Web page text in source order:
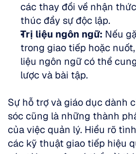
các thay đổi về nhận
thúc đẩy sự độc lập.
Trị liệu ngôn ngữ: Nếu
trong giao tiếp hoặc
liệu ngôn ngữ có thể
lược và bài tập.
Sự hỗ trợ và giáo dục dành
sóc cũng là những thành
của việc quản lý. Hiểu rõ
các kỹ thuật giao tiếp hiệu